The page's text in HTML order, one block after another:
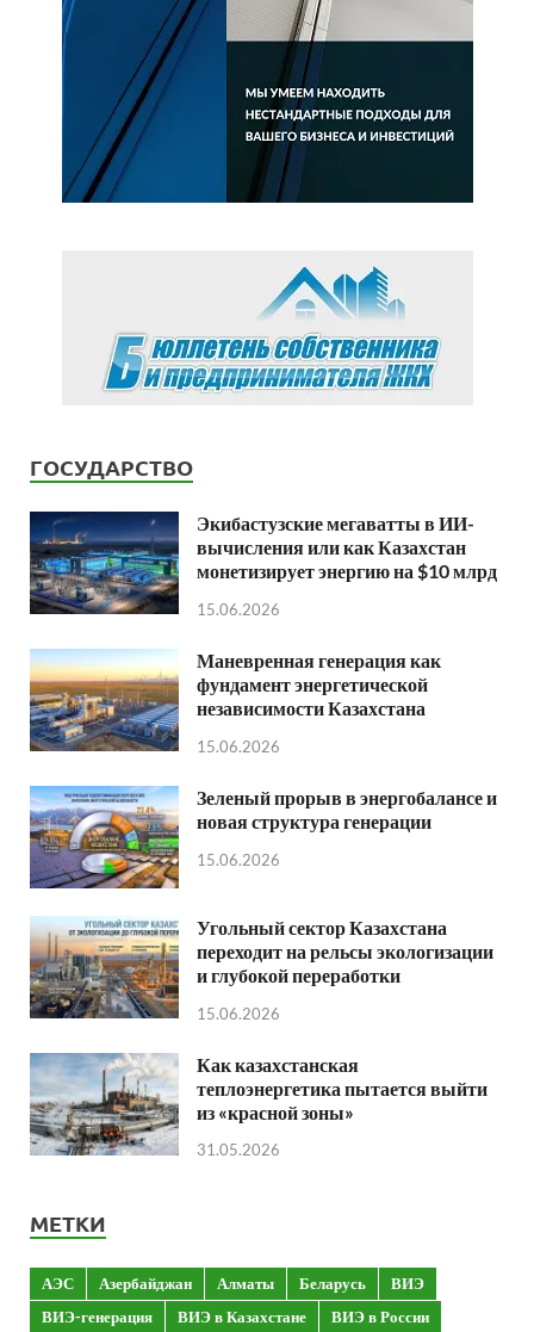
ГОСУДАРСТВО
Экибастузские мегаватты в ИИ-
вычисления или как Казахстан
монетизирует энергию на $10 млрд
15.06.2026
Маневренная генерация как
фундамент энергетической
независимости Казахстана
15.06.2026
Зеленый прорыв в энергобалансе и
новая структура генерации
15.06.2026
Угольный сектор Казахстана
переходит на рельсы экологизации
и глубокой переработки
15.06.2026
Как казахстанская
теплоэнергетика пытается выйти
из «красной зоны»
31.05.2026
МЕТКИ
АЭС Азербайджан Алматы Беларусь
ВИЭ
ВИЭ-генерация
ВИЭ в Казахстане
ВИЭ в России